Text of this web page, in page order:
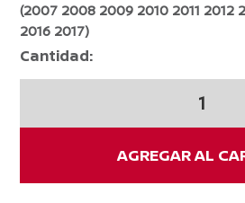
(2007 2008 2009 2010 2011 2012
2016 2017)
Cantidad:
Facia
AGREGAR AL